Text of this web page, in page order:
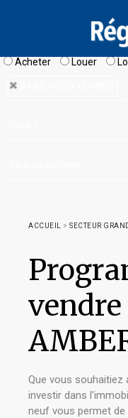
Acheter Louer
ACCUEIL > SECTEUR
vendre
Que vous souhaitiez
investir dans
neuf vous permet de